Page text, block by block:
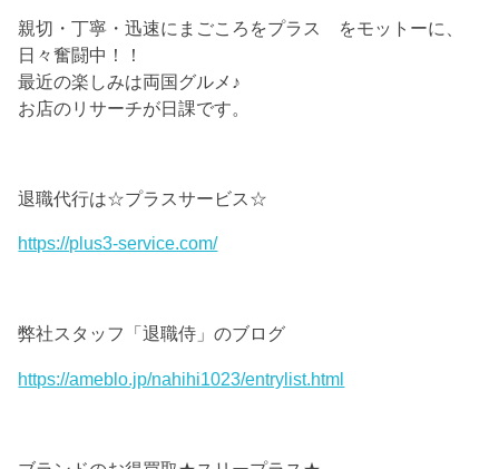
親切・丁寧・迅速にまごころをプラス をモットーに、
日々奮闘中！！
最近の楽しみは両国グルメ♪
お店のリサーチが日課です。
退職代行は☆プラスサービス☆
https://plus3-service.com/
弊社スタッフ「退職侍」のブログ
https://ameblo.jp/nahihi1023/entrylist.html